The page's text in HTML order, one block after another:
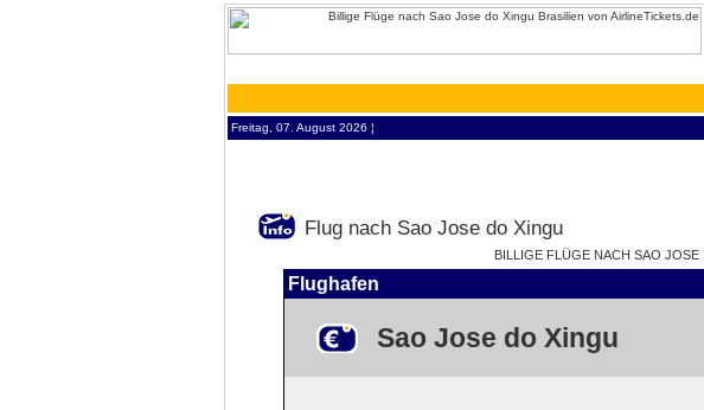
Freitag, 07. August 2026 ¦
Flug nach Sao Jose do Xingu
BILLIGE FLÜGE NACH SAO
Flughafen
Sao Jose do Xingu